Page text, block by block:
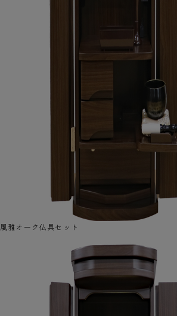
風雅オーク仏具セット